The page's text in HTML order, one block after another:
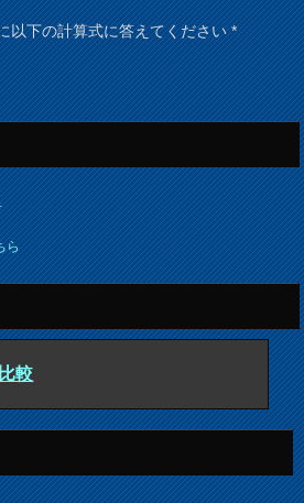
以下の計算式に答えてください*
ら
較